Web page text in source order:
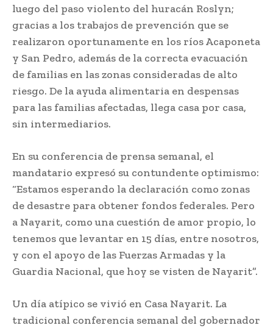
luego del paso violento del huracán Roslyn;
gracias a los trabajos de prevención que se
realizaron oportunamente en los ríos Acaponeta
y San Pedro, además de la correcta evacuación
de familias en las zonas consideradas de alto
riesgo. De la ayuda alimentaria en despensas
para las familias afectadas, llega casa por casa,
sin intermediarios.
En su conferencia de prensa semanal, el
mandatario expresó su contundente optimismo:
“Estamos esperando la declaración como zonas
de desastre para obtener fondos federales. Pero
a Nayarit, como una cuestión de amor propio, lo
tenemos que levantar en 15 días, entre nosotros,
y con el apoyo de las Fuerzas Armadas y la
Guardia Nacional, que hoy se visten de Nayarit”.
Un día atípico se vivió en Casa Nayarit. La
tradicional conferencia semanal del gobernador